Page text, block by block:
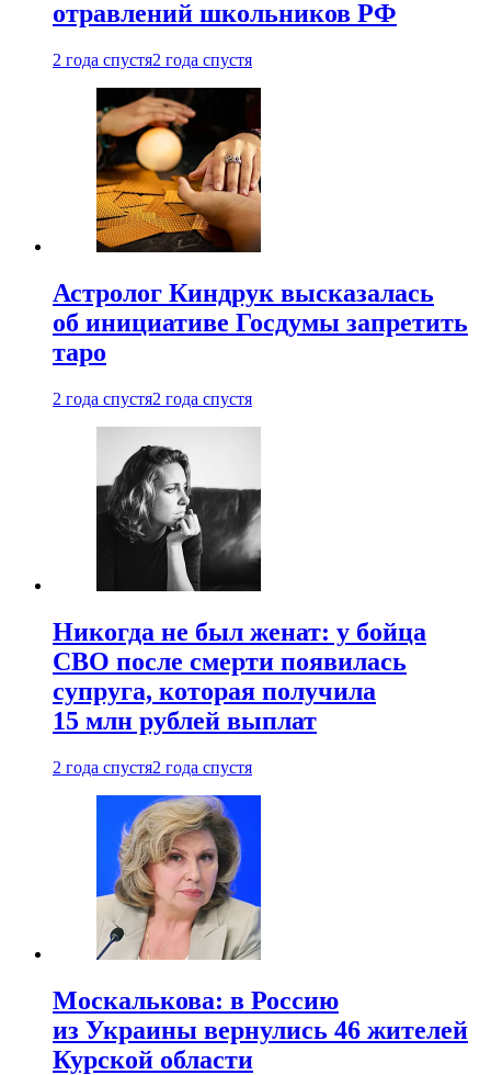
отравлений школьников РФ
2 года спустя2 года спустя
Астролог Киндрук высказалась
об инициативе Госдумы запретить
таро
2 года спустя2 года спустя
Никогда не был женат: у бойца
СВО после смерти появилась
супруга, которая получила
15 млн рублей выплат
2 года спустя2 года спустя
Москалькова: в Россию
из Украины вернулись 46 жителей
Курской области